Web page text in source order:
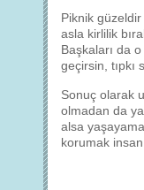
Piknik
asla kirlilik
Başkaları da
geçirsin, tıpkı
Sonuç olarak
olmadan da
alsa
korumak